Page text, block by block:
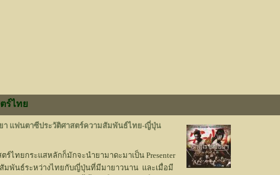
ร์ไทย
า แฟนตาซีประวัติศาสตร์ความสัมพันธ์ไทย-ญี่ปุ่น
ร์ไทยกระแสหลักก็มักจะนำยามาดะมาเป็น Presenter
มพันธ์ระหว่างไทยกับญี่ปุ่นที่มีมายาวนาน และเมื่อมี